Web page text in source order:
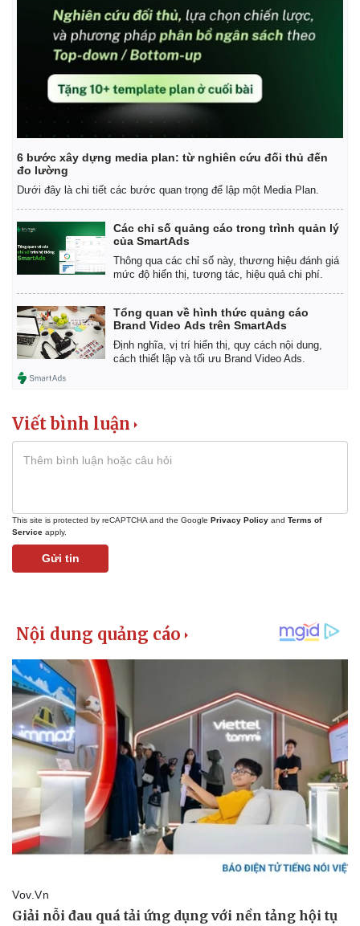
Infographic
6 bước xây dựng media plan: từ nghiên cứu đối thủ đến
đo lường
Dưới đây là chi tiết các bước quan trọng để lập một Media Plan.
Các chỉ số quảng cáo trong trình quản lý
của SmartAds
Thông qua các chỉ số này, thương hiệu đánh giá
mức độ hiển thị, tương tác, hiệu quả chi phí.
Tổng quan về hình thức quảng cáo
Brand Video Ads trên SmartAds
Định nghĩa, vị trí hiển thị, quy cách nội dung,
cách thiết lập và tối ưu Brand Video Ads.
Viết bình luận
This site is protected by reCAPTCHA and the Google Privacy Policy and Terms of
Service apply.
Gửi tin